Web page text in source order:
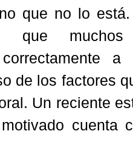
que no lo
que
a
de los factores
Un reciente
cuenta